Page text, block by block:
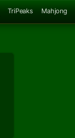
TriPeaks Mahjong